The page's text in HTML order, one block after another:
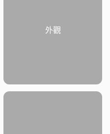
外觀